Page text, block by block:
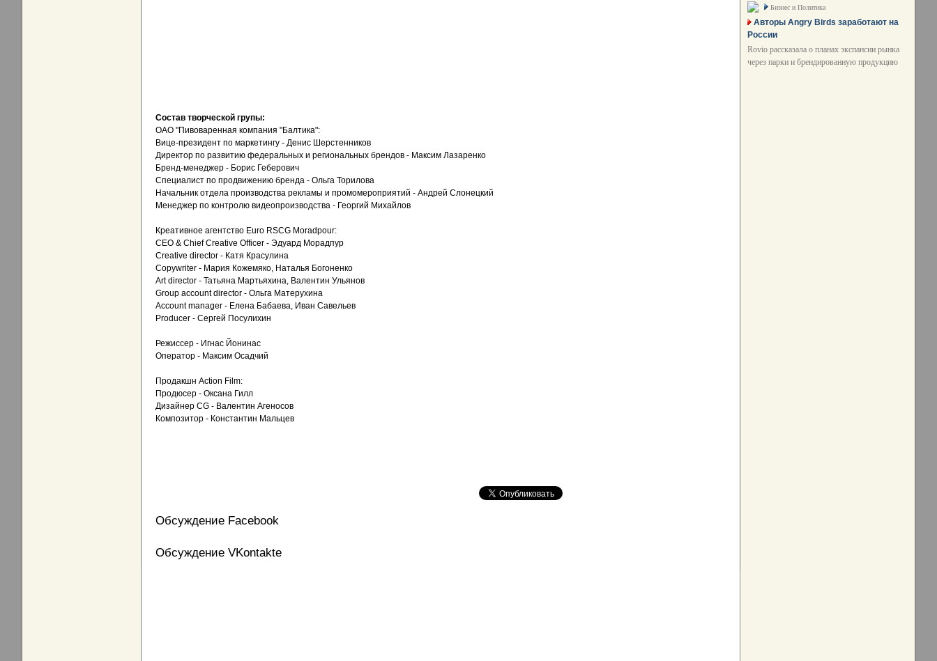
Состав творческой групы:
ОАО "Пивоваренная компания "Балтика":
Вице-президент по маркетингу - Денис Шерстенников
Директор по развитию федеральных и региональных брендов - Максим Лазаренко
Бренд-менеджер - Борис Геберович
Специалист по продвижению бренда - Ольга Торилова
Начальник отдела производства рекламы и промомероприятий - Андрей Слонецкий
Менеджер по контролю видеопроизводства - Георгий Михайлов
Креативное агентство Euro RSCG Moradpour:
CEO & Chief Creative Officer - Эдуард Морадпур
Creative director - Катя Красулина
Copywriter - Мария Кожемяко, Наталья Богоненко
Art director - Татьяна Мартьяхина, Валентин Ульянов
Group account director - Ольга Матерухина
Account manager - Елена Бабаева, Иван Савельев
Producer - Сергей Посулихин
Режиссер - Игнас Йонинас
Оператор - Максим Осадчий
Продакшн Action Film:
Продюсер - Оксана Гилл
Дизайнер CG - Валентин Агеносов
Композитор - Константин Мальцев
Обсуждение Facebook
Обсуждение VKontakte
Бизнес и Политика
Авторы Angry Birds заработают на
России
Rovio рассказала о планах экспансии рынка
через парки и брендированную продукцию